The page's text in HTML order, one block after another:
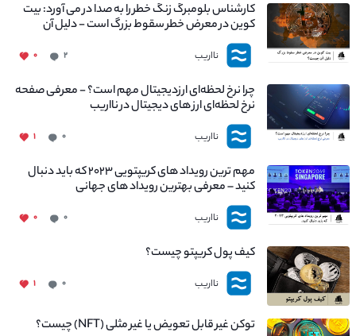
کارشناس بلومبرگ زنگ خطر را به صدا در می آورد: بیت
کوین در معرض خطر سقوط بزرگ است - دلیل آن
چیست؟
نااریب ۲ ۰
چرا نرخ لحظه‌ای ارزدیجیتال مهم است؟ - معرفی صفحه
نرخ لحظه‌ای ارز های دیجیتال در نااریب
نااریب ۰ ۱
مهم ترین رویداد های کریپتویی ۲۰۲۳ که باید دنبال
کنید – معرفی بهترین رویداد های جهانی
نااریب ۰ ۰
کیف پول کریپتو چیست؟
نااریب ۰ ۱
توکن غیر قابل تعویض یا غیر مثلی (NFT) چیست؟